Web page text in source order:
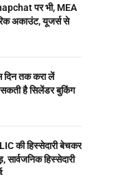
पर भी, MEA
अकाउंट, यूजर्स से
दिन तक करा लें
है सिलेंडर बुकिंग
की हिस्सेदारी बेचकर
हिस्सेदारी